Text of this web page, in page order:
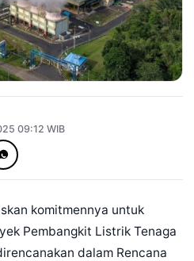
09:12 WIB
komitmennya untuk
Pembangkit Listrik Tenaga
dalam Rencana